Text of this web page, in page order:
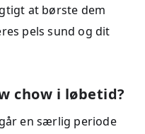
at børste dem
pels sund og dit
chow i løbetid?
en særlig periode